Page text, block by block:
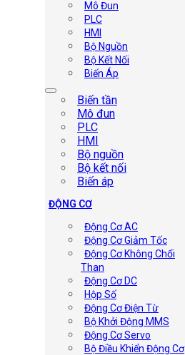
Mô Đun
PLC
HMI
Bộ Nguồn
Bộ Kết Nối
Biến Áp
Biến tần
Mô đun
PLC
HMI
Bộ nguồn
Bộ kết nối
Biến áp
ĐỘNG CƠ
Động Cơ AC
Động Cơ Giảm Tốc
Động Cơ Không Chổi
Than
Động Cơ DC
Hộp Số
Động Cơ Điện Từ
Bộ Khởi Động MMS
Động Cơ Servo
Bộ Điều Khiển Động Cơ